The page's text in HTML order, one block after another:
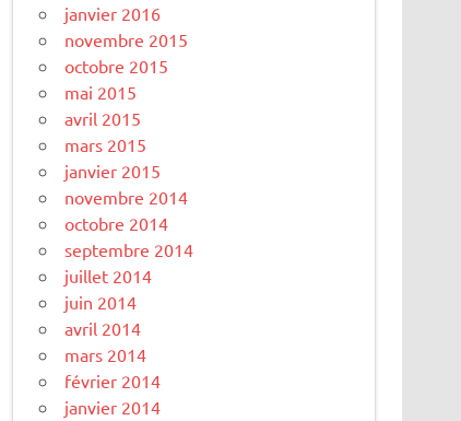
janvier 2016
novembre 2015
octobre 2015
mai 2015
avril 2015
mars 2015
janvier 2015
novembre 2014
octobre 2014
septembre 2014
juillet 2014
juin 2014
avril 2014
mars 2014
février 2014
janvier 2014